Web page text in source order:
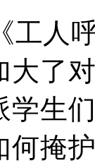
工人
大了
学生
何掩